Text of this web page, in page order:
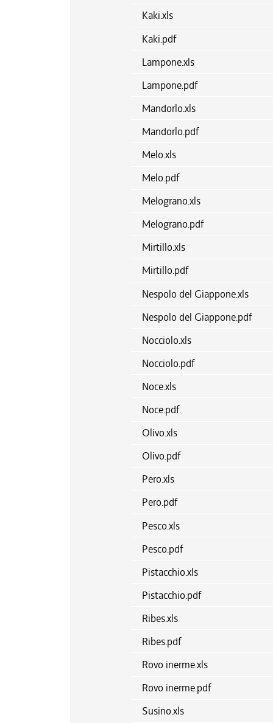
Kaki.xls
Kaki.pdf
Lampone.xls
Lampone.pdf
Mandorlo.xls
Mandorlo.pdf
Melo.xls
Melo.pdf
Melograno.xls
Melograno.pdf
Mirtillo.xls
Mirtillo.pdf
Nespolo del Giappone.xls
Nespolo del Giappone.pdf
Nocciolo.xls
Nocciolo.pdf
Noce.xls
Noce.pdf
Olivo.xls
Olivo.pdf
Pero.xls
Pero.pdf
Pesco.xls
Pesco.pdf
Pistacchio.xls
Pistacchio.pdf
Ribes.xls
Ribes.pdf
Rovo inerme.xls
Rovo inerme.pdf
Susino.xls